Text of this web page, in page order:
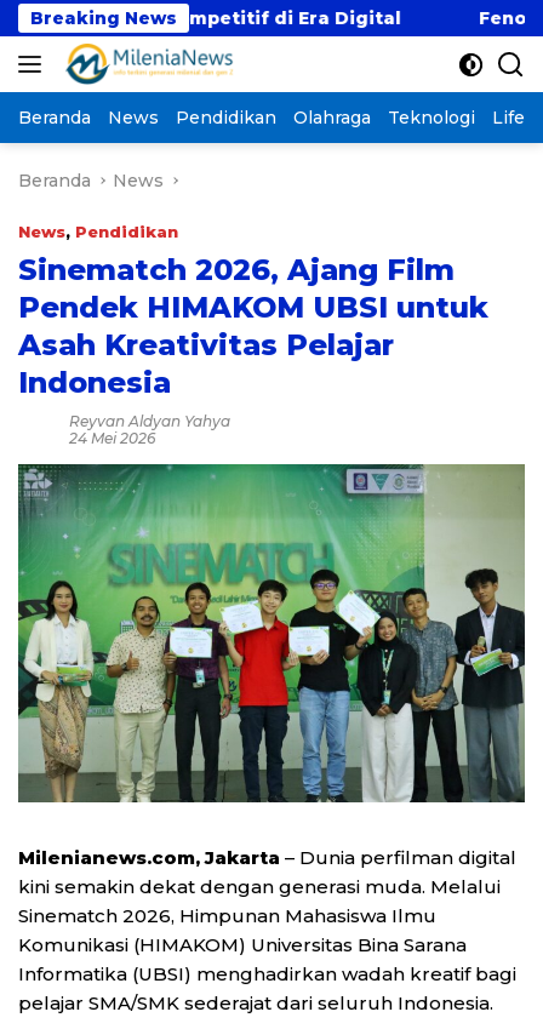
Langsung
ke
konten
Breaking News
Gaji Kompetitif di Era Digital Fenomena
Beranda News Pendidikan Olahraga Teknologi
Beranda News
News, Pendidikan
Sinematch 2026, Ajang Film
Pendek HIMAKOM UBSI untuk
Asah Kreativitas Pelajar
Indonesia
Reyvan Aldyan Yahya
24 Mei 2026
Milenianews.com, Jakarta – Dunia perfilman digital
kini semakin dekat dengan generasi muda. Melalui
Sinematch 2026, Himpunan Mahasiswa Ilmu
Komunikasi (HIMAKOM) Universitas Bina Sarana
Informatika (UBSI) menghadirkan wadah kreatif bagi
pelajar SMA/SMK sederajat dari seluruh Indonesia.